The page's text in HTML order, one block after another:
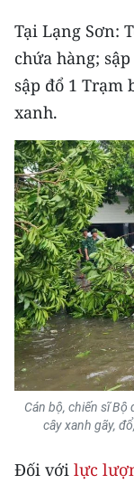
Media Giáo dục
Media Y tế
Media Khoa
Media Môi
Ảnh
Infographic
TIN MỚI
TIN ĐỊA
Trung du và
Đồng bằng
Tại Lạng Sơn:
chứa hàng;
sập đổ 1 Trạm
xanh.
Cán bộ, chiến sĩ
cây xanh gãy,
Đối với lực